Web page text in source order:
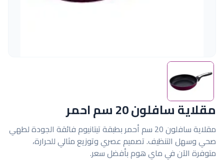
مقلاية سافلون 20 سم احمر
مقلاية سافلون 20 سم أحمر بطبقة تيتانيوم فائقة الجودة لطهي
صحي وسهل التنظيف. تصميم عصري وتوزيع مثالي للحرارة،
متوفرة الآن في ماي هوم بأفضل سعر.